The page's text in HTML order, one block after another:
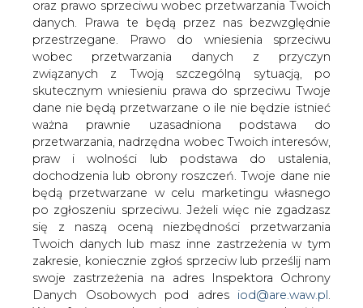
związanych z Twoją szczególną sytuacją, po
skutecznym wniesieniu prawa do sprzeciwu Twoje
dane nie będą przetwarzane o ile nie będzie istnieć
ważna prawnie uzasadniona podstawa do
przetwarzania, nadrzędna wobec Twoich interesów,
praw i wolności lub podstawa do ustalenia,
dochodzenia lub obrony roszczeń. Twoje dane nie
będą przetwarzane w celu marketingu własnego
po zgłoszeniu sprzeciwu. Jeżeli więc nie zgadzasz
się z naszą oceną niezbędności przetwarzania
Twoich danych lub masz inne zastrzeżenia w tym
zakresie, koniecznie zgłoś sprzeciw lub prześlij nam
swoje zastrzeżenia na adres Inspektora Ochrony
Danych Osobowych pod adresiod@are.waw.pl.
Wycofanie zgody nie wpływa na zgodność z
prawem przetwarzania dokonanego przed jej
wycofaniem.
Notowania gazu ziemnego w Stanach
Zjednoczonych zanotowały wczoraj
skok w górę o niemal 5 proc. To spora
zwyżka, ale nie jest ona czymś
szczególnym, biorąc pod uwagę wysoką
ogólną zmienność cen gazu ziemnego.
Wczorajszy wzrost cen tego surowca miał swoją jedną
główną przyczynę w postaci danych zaprezentowanych
przez amerykański Departament Energii. W swoim
cotygodniowym raporcie, departament podał bowiem,
że zapasy gazu ziemnego w USA w tygodniu
zakończonym 1 stycznia spadły o 113 mld stóp
sześciennych. To większa zniżka niż się spodziewano (99
mld stóp sześciennych). Przekraczający oczekiwania
spadek zapasów jest sygnałem dużego popytu na gaz